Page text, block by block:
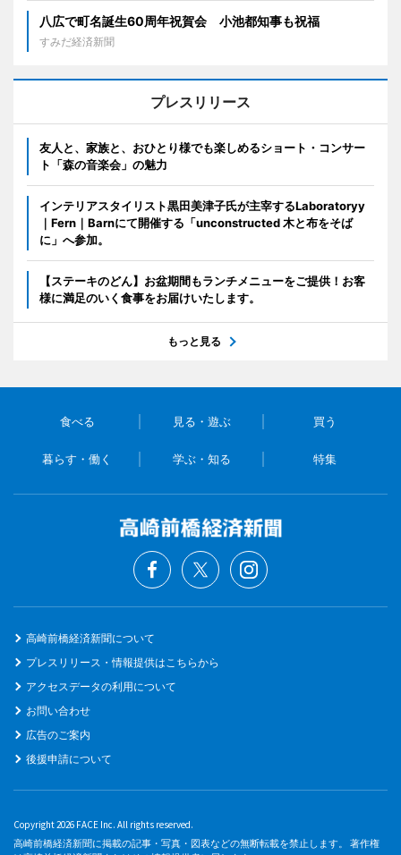
八広で町名誕生60周年祝賀会 小池都知事も祝福
すみだ経済新聞
プレスリリース
友人と、家族と、おひとり様でも楽しめるショート・コンサー
ト「森の音楽会」の魅力
インテリアスタイリスト黒田美津子氏が主宰するLaboratoryy
｜Fern｜Barnにて開催する「unconstructed 木と布をそば
に」へ参加。
【ステーキのどん】お盆期間もランチメニューをご提供！お客
様に満足のいく食事をお届けいたします。
もっと見る
食べる 見る・遊ぶ 買う
暮らす・働く 学ぶ・知る 特集
高崎前橋経済新聞について
プレスリリース・情報提供はこちらから
アクセスデータの利用について
お問い合わせ
広告のご案内
後援申請について
Copyright 2026 FACE Inc. All rights reserved.
高崎前橋経済新聞に掲載の記事・写真・図表などの無断転載を禁止します。 著作権